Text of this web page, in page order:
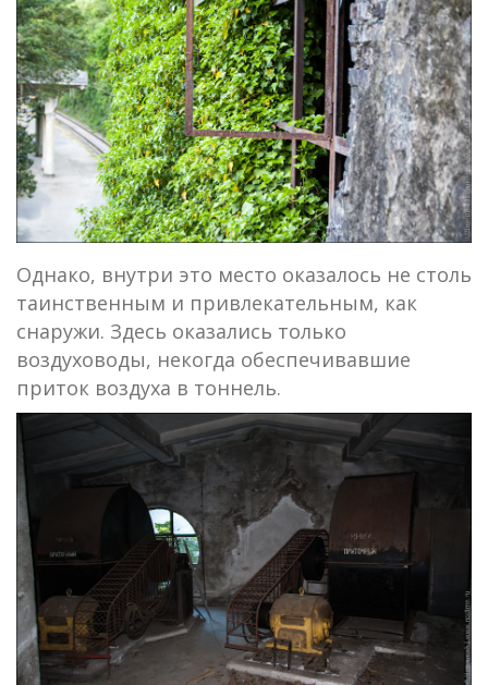
Однако, внутри это место оказалось не столь
таинственным и привлекательным, как
снаружи. Здесь оказались только
воздуховоды, некогда обеспечивавшие
приток воздуха в тоннель.